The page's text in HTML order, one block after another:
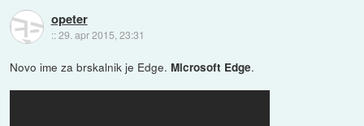
opeter
::29. apr 2015, 23:31
Novo ime za brskalnik je Edge. Microsoft Edge.